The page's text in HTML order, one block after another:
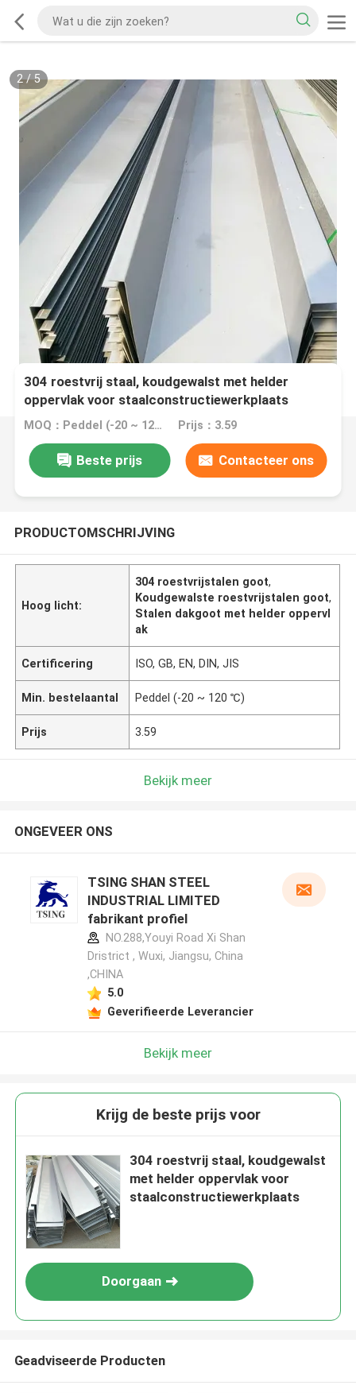
2/5
304 roestvrij staal, koudgewalst met helder
oppervlak voor staalconstructiewerkplaats
MOQ：Peddel (-20 ~ 120 ℃) Prijs：3.59
Beste prijs Contacteer ons
PRODUCTOMSCHRIJVING
Hoog licht:
304 roestvrijstalen goot,
Koudgewalste roestvrijstalen goot,
Stalen dakgoot met helder oppervl
ak
Certificering ISO, GB, EN, DIN, JIS
Min. bestelaantal Peddel (-20 ~ 120 ℃)
Prijs 3.59
Bekijk meer
ONGEVEER ONS
TSING SHAN STEEL
INDUSTRIAL LIMITED
fabrikant profiel
NO.288,Youyi Road Xi Shan
Dristrict , Wuxi, Jiangsu, China
,CHINA
5.0
Geverifieerde Leverancier
Bekijk meer
Krijg de beste prijs voor
304 roestvrij staal, koudgewalst
met helder oppervlak voor
staalconstructiewerkplaats
Doorgaan
Geadviseerde Producten